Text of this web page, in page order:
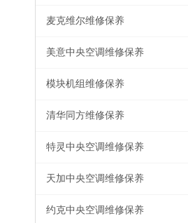
麦克维尔维修保养
美意中央空调维修保养
模块机组维修保养
清华同方维修保养
特灵中央空调维修保养
天加中央空调维修保养
约克中央空调维修保养